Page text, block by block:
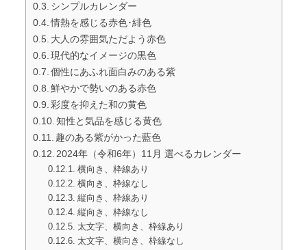
シンプルカレンダー
情熱を感じる赤色･緋色
大人の雰囲気ただよう赤色
現代的なイメージの黒色
個性にあふれ面白みのある紫
鮮やかで勢いのある赤色
彩度を抑えた和の黄色
知性と気品を感じる黄色
趣のある紫がかった藍色
2024年（令和6年）11月 選べるカレンダー
横向き、枠線あり
横向き、枠線なし
縦向き、枠線あり
縦向き、枠線なし
太文字、横向き、枠線あり
太文字、横向き、枠線なし